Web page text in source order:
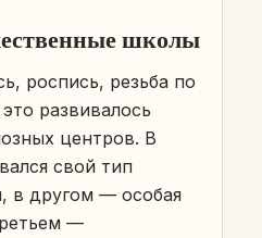
школы
роспись, резьба по
развивалось
центров. В
свой тип
в другом — особая
—